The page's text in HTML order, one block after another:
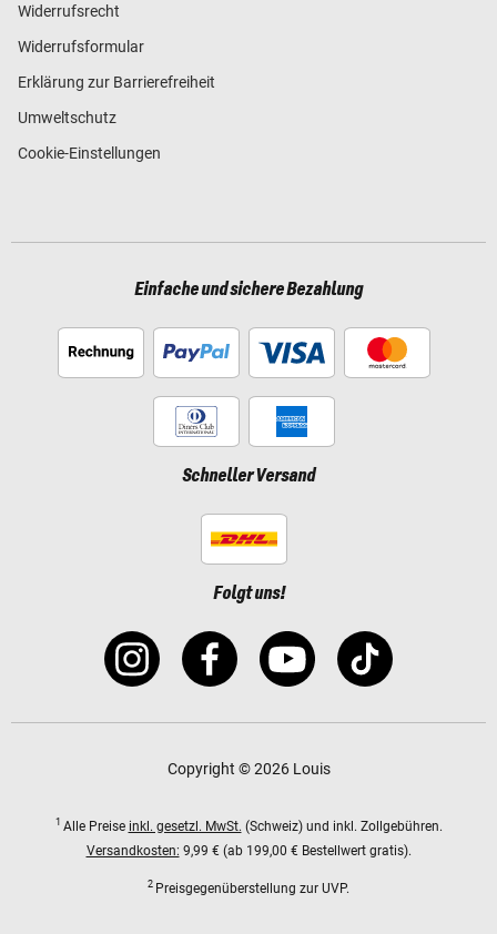
Widerrufsrecht
Widerrufsformular
Erklärung zur Barrierefreiheit
Umweltschutz
Cookie-Einstellungen
Einfache und sichere Bezahlung
Schneller Versand
Folgt uns!
Copyright © 2026 Louis
1 Alle Preise inkl. gesetzl. MwSt. (Schweiz) und inkl. Zollgebühren.
Versandkosten: 9,99 € (ab 199,00 € Bestellwert gratis).
2 Preisgegenüberstellung zur UVP.